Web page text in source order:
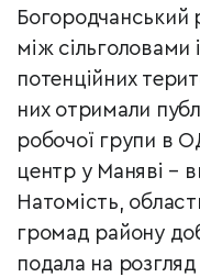
Богородчанський
між сільголовами
потенційних
них отримали
робочої групи в
центр у Маняві –
Натомість,
громад району
подала на